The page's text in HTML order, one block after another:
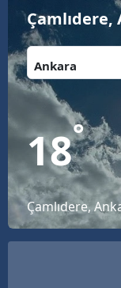
18°
Çamlıdere,